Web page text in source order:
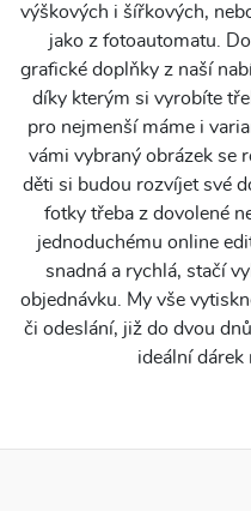
výškových i šířkových,
jako z fotoautomatu.
grafické doplňky z naší
díky kterým si vyrobíte
pro nejmenší máme i
vámi vybraný obrázek se
děti si budou rozvíjet své
fotky třeba z dovolené
jednoduchému online
snadná a rychlá, stačí
objednávku. My vše
či odeslání, již do dvou
ideální dárek